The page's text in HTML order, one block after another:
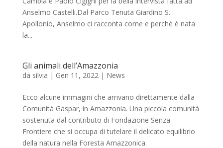
Anselmo Castelli.Dal Parco Tenuta Giardino S.
Apollonio, Anselmo ci racconta come e perché è nata
la...
Gli animali dell’Amazzonia
da silvia | Gen 11, 2022 | News
Ecco alcune immagini che arrivano direttamente dalla
Comunità Gaspar, in Amazzonia. Una piccola comunità
sostenuta dal contributo di Fondazione Senza
Frontiere che si occupa di tutelare il delicato equilibrio
della natura nella Foresta Amazzonica.